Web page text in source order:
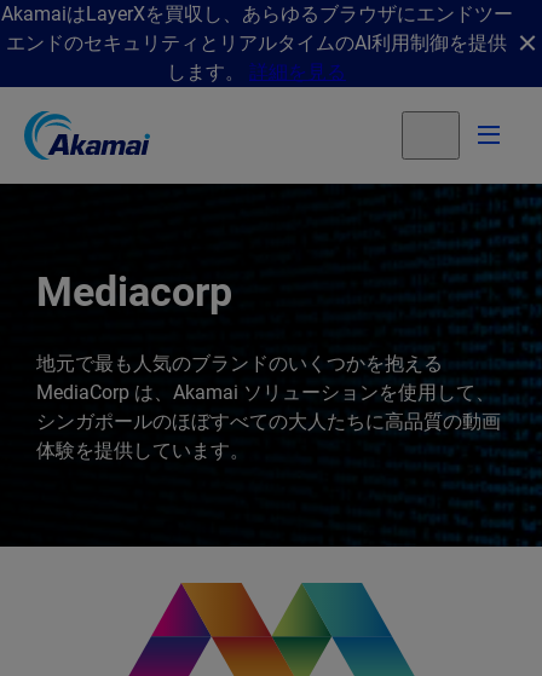
AkamaiはLayerXを買収し、あらゆるブラウザにエンドツー
エンドのセキュリティとリアルタイムのAI利用制御を提供
します。 詳細を見る
Mediacorp
地元で最も人気のブランドのいくつかを抱える
MediaCorp は、Akamai ソリューションを使用して、
シンガポールのほぼすべての大人たちに高品質の動画
体験を提供しています。